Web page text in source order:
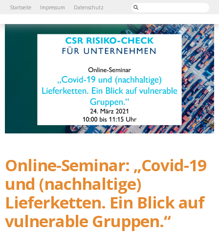
Startseite Impressum Datenschutz
Online-Seminar: „Covid-19
und (nachhaltige)
Lieferketten. Ein Blick auf
vulnerable Gruppen.“